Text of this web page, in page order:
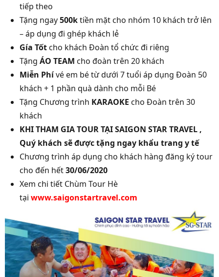
tiếp theo
Tặng ngay500ktiền mặt cho nhóm 10 khách trở lên
– áp dụng đi ghép khách lẻ
Gía Tốtcho khách Đoàn tổ chức đi riêng
Tặng ÁO TEAM cho đoàn trên 20 khách
Miễn Phívé em bé từ dưới 7 tuổi áp dụng Đoàn 50
khách + 1 phần quà dành cho mỗi Bé
Tặng Chương trình KARAOKE cho Đoàn trên 30
khách
KHI THAM GIA TOUR TẠI SAIGON STAR TRAVEL ,
Quý khách sẽ được tặng ngay khẩu trang y tế
Chương trình áp dụng cho khách hàng đăng ký tour
cho đến hết30/06/2020
Xem chi tiết Chùm Tour Hè
tại www.saigonstartravel.com